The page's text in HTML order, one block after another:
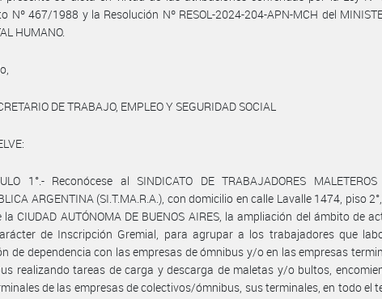
Nº 467/1988 y la Resolución Nº RESOL-2024-204-APN-MCH del
HUMANO.
DE TRABAJO, EMPLEO Y SEGURIDAD SOCIAL
1°.- Reconócese al SINDICATO DE TRABAJADORES
ARGENTINA (SI.T.MA.R.A.), con domicilio en calle Lavalle 1474, piso
la CIUDAD AUTÓNOMA DE BUENOS AIRES, la ampliación del ámbito de
de Inscripción Gremial, para agrupar a los trabajadores que
de dependencia con las empresas de ómnibus y/o en las empresas
realizando tareas de carga y descarga de maletas y/o bultos,
de las empresas de colectivos/ómnibus, sus terminales, en todo el